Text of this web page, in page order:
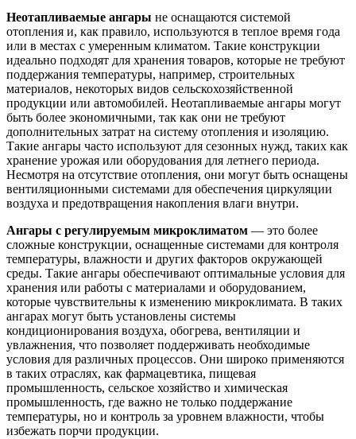
Неотапливаемые ангары не оснащаются системой
отопления и, как правило, используются в теплое время года
или в местах с умеренным климатом. Такие конструкции
идеально подходят для хранения товаров, которые не требуют
поддержания температуры, например, строительных
материалов, некоторых видов сельскохозяйственной
продукции или автомобилей. Неотапливаемые ангары могут
быть более экономичными, так как они не требуют
дополнительных затрат на систему отопления и изоляцию.
Такие ангары часто используют для сезонных нужд, таких как
хранение урожая или оборудования для летнего периода.
Несмотря на отсутствие отопления, они могут быть оснащены
вентиляционными системами для обеспечения циркуляции
воздуха и предотвращения накопления влаги внутри.
Ангары с регулируемым микроклиматом — это более
сложные конструкции, оснащенные системами для контроля
температуры, влажности и других факторов окружающей
среды. Такие ангары обеспечивают оптимальные условия для
хранения или работы с материалами и оборудованием,
которые чувствительны к изменению микроклимата. В таких
ангарах могут быть установлены системы
кондиционирования воздуха, обогрева, вентиляции и
увлажнения, что позволяет поддерживать необходимые
условия для различных процессов. Они широко применяются
в таких отраслях, как фармацевтика, пищевая
промышленность, сельское хозяйство и химическая
промышленность, где важно не только поддержание
температуры, но и контроль за уровнем влажности, чтобы
избежать порчи продукции.